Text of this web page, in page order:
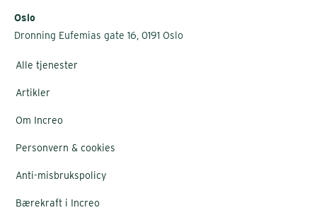
Oslo
Dronning Eufemias gate 16, 0191 Oslo
Alle tjenester
Artikler
Om Increo
Personvern & cookies
Anti-misbrukspolicy
Bærekraft i Increo